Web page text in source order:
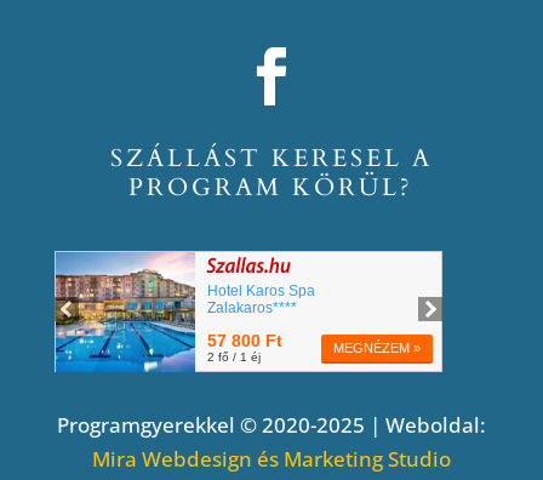
SZÁLLÁST KERESEL A
PROGRAM KÖRÜL?
Programgyerekkel © 2020-2025 | Weboldal:
Mira Webdesign és Marketing Studio